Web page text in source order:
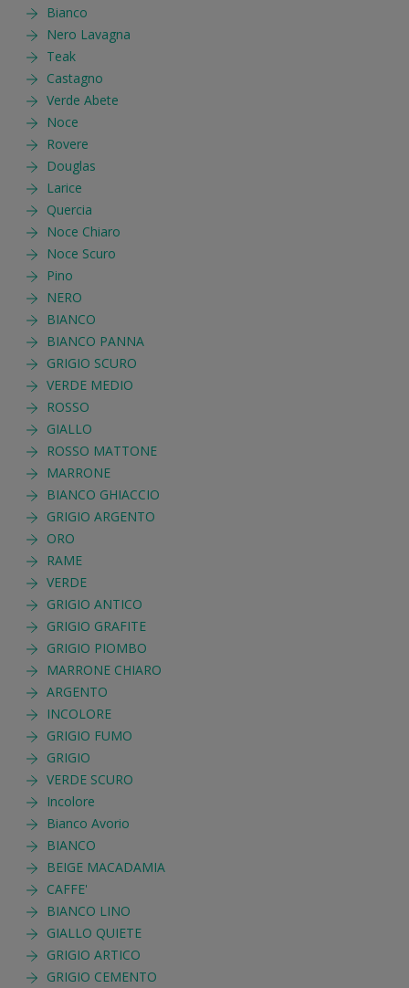
Bianco
Nero Lavagna
Teak
Castagno
Verde Abete
Noce
Rovere
Douglas
Larice
Quercia
Noce Chiaro
Noce Scuro
Pino
NERO
BIANCO
BIANCO PANNA
GRIGIO SCURO
VERDE MEDIO
ROSSO
GIALLO
ROSSO MATTONE
MARRONE
BIANCO GHIACCIO
GRIGIO ARGENTO
ORO
RAME
VERDE
GRIGIO ANTICO
GRIGIO GRAFITE
GRIGIO PIOMBO
MARRONE CHIARO
ARGENTO
INCOLORE
GRIGIO FUMO
GRIGIO
VERDE SCURO
Incolore
Bianco Avorio
BIANCO
BEIGE MACADAMIA
CAFFE'
BIANCO LINO
GIALLO QUIETE
GRIGIO ARTICO
GRIGIO CEMENTO